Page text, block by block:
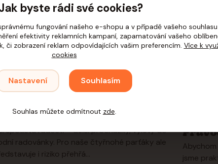
šeptanda
spoustu radosti – delší procházky, výlety do
radovánky. Pro naše čtyřnohé parťáky ale
i riziko přehřá...
Jak
jsme
byste rádi své cookies?
fungování našeho e-shopu a v případě vašeho
efektivity reklamních kampaní, zapamatování vašeho
či zobrazení reklam odpovídajících vašim preferencím. Více k
cookies
Nastavení Souhlasím
Souhlas můžete odmítnout zde